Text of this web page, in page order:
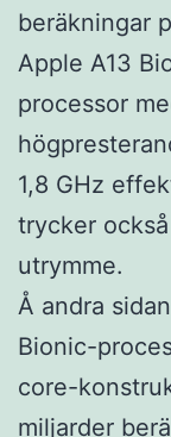
beräkningar
Apple A13
processor
1,8 GHz
trycker
utrymme.
Å andra
Bionic-
core-
miljarder